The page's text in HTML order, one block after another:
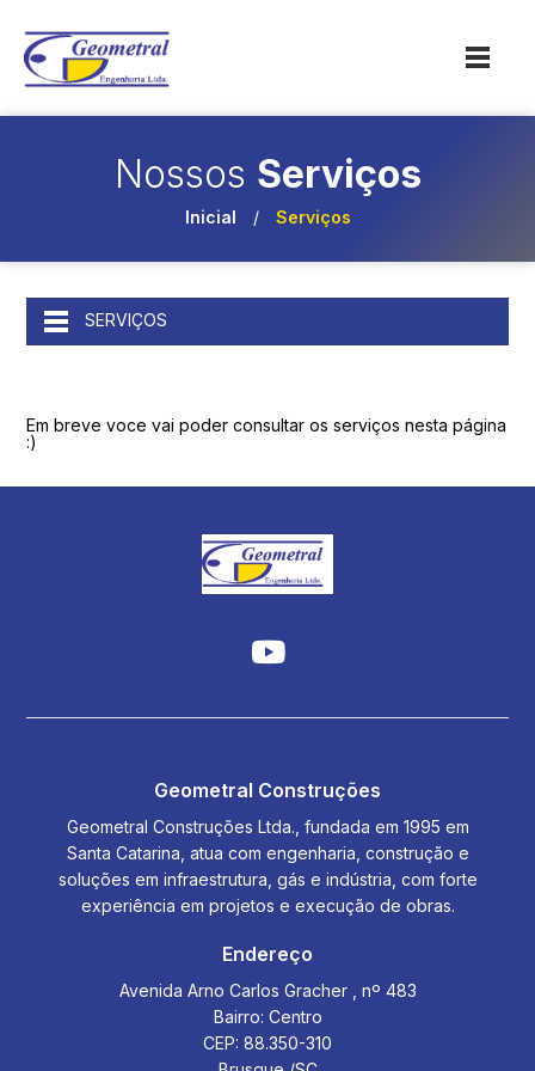
Nossos Serviços
Inicial / Serviços
SERVIÇOS
Em breve voce vai poder consultar os serviços nesta página
:)
Geometral Construções
Geometral Construções Ltda., fundada em 1995 em
Santa Catarina, atua com engenharia, construção e
soluções em infraestrutura, gás e indústria, com forte
experiência em projetos e execução de obras.
Endereço
Avenida Arno Carlos Gracher , nº 483
Bairro: Centro
CEP: 88.350-310